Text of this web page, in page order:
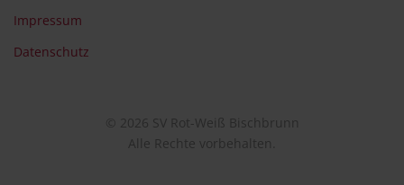
Impressum
Datenschutz
© 2026 SV Rot-Weiß Bischbrunn
Alle Rechte vorbehalten.